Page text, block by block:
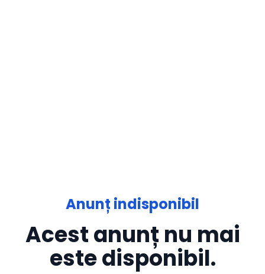
Anunț indisponibil
Acest anunț nu mai
este disponibil.